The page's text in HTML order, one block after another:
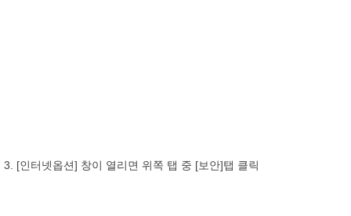
3. [인터넷옵션] 창이 열리면 위쪽 탭 중 [보안]탭 클릭